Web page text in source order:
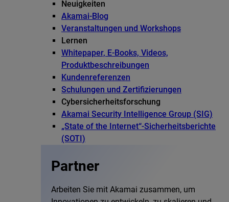
Neuigkeiten
Akamai-Blog
Veranstaltungen und Workshops
Lernen
Whitepaper, E-Books, Videos,
Produktbeschreibungen
Kundenreferenzen
Schulungen und Zertifizierungen
Cybersicherheitsforschung
Akamai Security Intelligence Group (SIG)
„State of the Internet“-Sicherheitsberichte
(SOTI)
Partner
Arbeiten Sie mit Akamai zusammen, um